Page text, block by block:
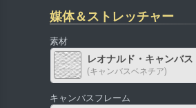
媒体＆ストレッチャー
素材
レオナルド・キャンバス
(キャンバスベネチア)
キャンバスフレーム